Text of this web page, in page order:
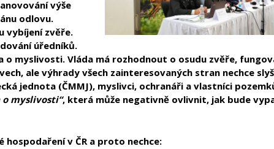
výše
odlovu.
vybíjení zvěře.
úředníků.
o myslivosti. Vláda má rozhodnout o osudu zvěře,
ale výhrady všech zainteresovaných stran nechce
jednota (ČMMJ), myslivci, ochranáři a vlastníci
myslivosti“, která může negativně ovlivnit, jak bude
hospodaření v ČR a proto nechce: